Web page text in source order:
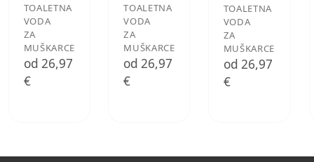
TOALETNA
VODA
ZA
MUŠKARCE
od 26,97
€
TOALETNA
VODA
ZA
MUŠKARCE
od 26,97
€
TOALETNA
VODA
ZA
MUŠKARCE
od 26,97
€